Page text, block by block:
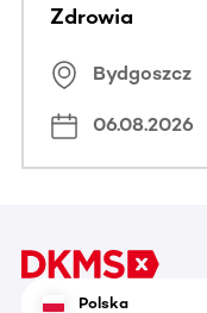
Zdrowia
Bydgoszcz
06.08.2026
Polska